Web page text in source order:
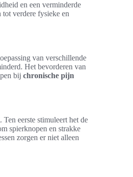
en een verminderde
verdere fysieke en
van verschillende
Het bevorderen van
bij chronische pijn
. Ten eerste stimuleert het de
spierknopen en strakke
zorgen er niet alleen